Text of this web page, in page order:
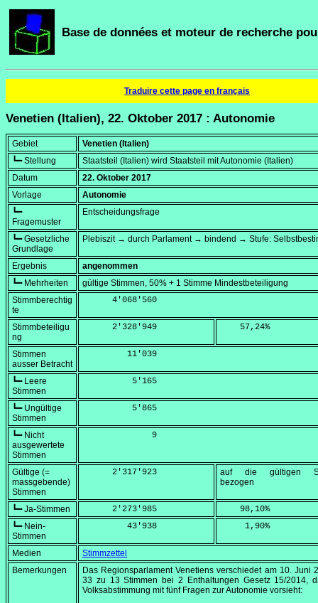
Base de données et moteur de recherche
Traduire cette page en français
Venetien (Italien), 22. Oktober 2017 : Autonomie
Gebiet
Venetien (Italien)
┗━ Stellung
Staatsteil (Italien) wird Staatsteil mit Autonomie (Italien)
Datum
22. Oktober 2017
Vorlage
Autonomie
┗━
Fragemuster
Entscheidungsfrage
┗━ Gesetzliche
Grundlage
Plebiszit → durch Parlament → bindend → Stufe:
Ergebnis
angenommen
┗━ Mehrheiten
gültige Stimmen, 50% + 1 Stimme Mindestbeteiligung
Stimmberechtig
te
      4'068'560
Stimmbeteiligu
ng
      2'328'949
    57,24
%
Stimmen
ausser Betracht
         11'039
┗━ Leere
Stimmen
          5'165
┗━ Ungültige
Stimmen
          5'865
┗━ Nicht
ausgewertete
Stimmen
              9
Gültige (=
massgebende)
Stimmen
      2'317'923
auf die gültigen
bezogen
┗━ Ja-Stimmen
      2'273'985
    98,10
%
┗━ Nein-
Stimmen
         43'938
     1,90
%
Medien
Stimmzettel
Bemerkungen
Das Regionsparlament Venetiens verschiedet am 10. Juni
33 zu 13 Stimmen bei 2 Enthaltungen Gesetz 15/2014,
Volksabstimmung mit fünf Fragen zur Autonomie vorsieht: